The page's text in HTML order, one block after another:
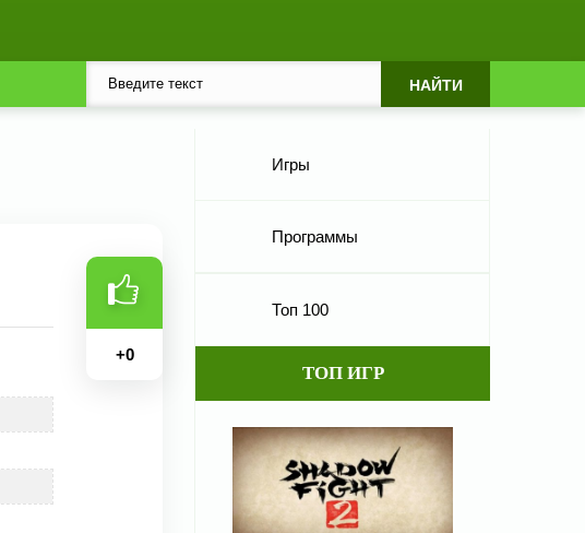
+0
Игры
Программы
Топ 100
ТОП ИГР